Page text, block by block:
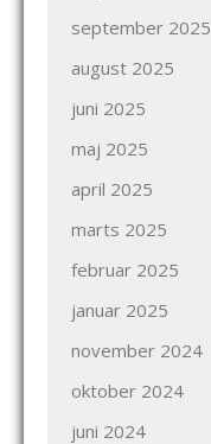
september 2025
august 2025
juni 2025
maj 2025
april 2025
marts 2025
februar 2025
januar 2025
november 2024
oktober 2024
juni 2024